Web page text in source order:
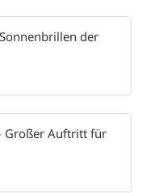
der
Großer Auftritt für